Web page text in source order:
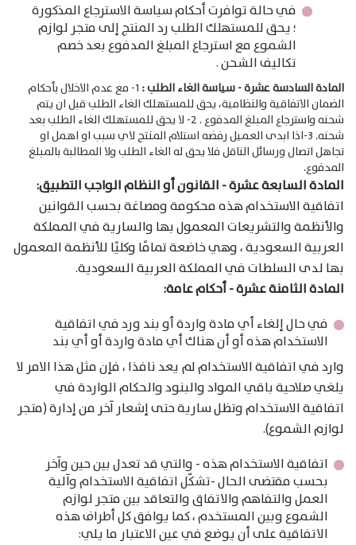
في حالة توافرت أحكام سياسة الاسترجاع المذكورة
؛ يحق للمستهلك الطلب رد المنتج إلى متجر لوازم
الشموع مع استرجاع المبلغ المدفوع بعد خصم
تكاليف الشحن .
المادة السادسة عشرة - سياسة الغاء الطلب : 1- مع عدم الاخلال بأحكام
الضمان الاتفاقية والنظامية، يحق للمستهلك الغاء الطلب قبل ان يتم
شحنه واسترجاع المبلغ المدفوع . 2- لا يحق للمستهلك الغاء الطلب بعد
شحنه. 3-اذا ابدى العميل رفضه استلام المنتج لاي سبب او اهمل او
تجاهل اتصال ورسائل الناقل فلا يحق له الغاء الطلب ولا المطالبة بالمبلغ
المدفوع.
المادة السابعة عشرة - القانون أو النظام الواجب التطبيق:
اتفاقية الاستخدام هذه محكومة ومصاغة بحسب القوانين
والأنظمة والتشريعات المعمول بها والسارية في المملكة
العربية السعودية ، وهي خاضعة تمامًا وكليًا للأنظمة المعمول
بها لدى السلطات في المملكة العربية السعودية.
المادة الثامنة عشرة - أحكام عامة:
في حال إلغاء أي مادة واردة أو بند ورد في اتفاقية
الاستخدام هذه أو أن هناك أي مادة واردة أو أي بند
وارد في اتفاقية الاستخدام لم يعد نافذا ، فإن مثل هذا الامر لا
يلغي صلاحية باقي المواد والبنود والحكام الواردة في
اتفاقية الاستخدام وتظل سارية حتى إشعار آخر من إدارة (متجر
لوازم الشموع).
اتفاقية الاستخدام هذه - والتي قد تعدل بين حين وآخر
بحسب مقتضى الحال -تشكّل اتفاقية الاستخدام وآلية
العمل والتفاهم والاتفاق والتعاقد بين متجر لوازم
الشموع وبين المستخدم ، كما يوافق كل أطراف هذه
الاتفاقية على أن يوضع في عين الاعتبار ما يلي: